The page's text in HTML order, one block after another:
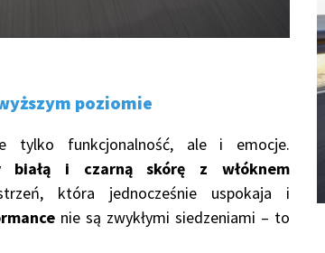
poziomie
tylko funkcjonalność, ale i emocje.
białą i czarną skórę z włóknem
która jednocześnie uspokaja i
nie są zwykłymi siedzeniami – to